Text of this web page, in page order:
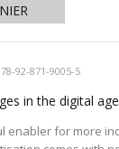
92-871-9005-5
in the digital
enabler for more